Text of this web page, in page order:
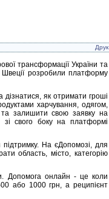
Друк
трансформації України та
розробили платформу
як отримати гроші
харчування, одягом,
залишити свою заявку на
зі свого боку на платформі
На єДопомозі, для
область, місто, категорію
Допомога онлайн - це коли
або 1000 грн, а реципієнт